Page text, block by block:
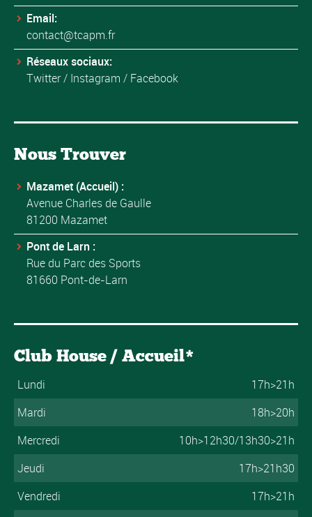
Email:
contact@tcapm.fr
Réseaux sociaux:
Twitter/ Instagram / Facebook
Nous Trouver
Mazamet (Accueil) :
Avenue Charles de Gaulle
81200 Mazamet
Pont de Larn :
Rue du Parc des Sports
81660 Pont-de-Larn
Club House / Accueil*
Lundi
17h>21h
Mardi
18h>20h
Mercredi
10h>12h30/13h30>21h
Jeudi
17h>21h30
Vendredi
17h>21h